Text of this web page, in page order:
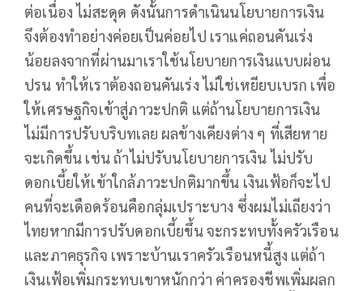
ต่อเนื่อง ไม่สะดุด ดังนั้นการดำเนินนโยบายการเงิน
จึงต้องทำอย่างค่อยเป็นค่อยไป เราแค่ถอนคันเร่ง
น้อยลงจากที่ผ่านมาเราใช้นโยบายการเงินแบบผ่อน
ปรน ทำให้เราต้องถอนคันเร่ง ไม่ใช่เหยียบเบรก เพื่อ
ให้เศรษฐกิจเข้าสู่ภาวะปกติ แต่ถ้านโยบายการเงิน
ไม่มีการปรับบริบทเลย ผลข้างเคียงต่าง ๆ ที่เสียหาย
จะเกิดขึ้น เช่น ถ้าไม่ปรับนโยบายการเงิน ไม่ปรับ
ดอกเบี้ยให้เข้าใกล้ภาวะปกติมากขึ้น เงินเฟ้อก็จะไป
คนที่จะเดือดร้อนคือกลุ่มเปราะบาง ซึ่งผมไม่เถียงว่า
ไทยหากมีการปรับดอกเบี้ยขึ้น จะกระทบทั้งครัวเรือน
และภาคธุรกิจ เพราะบ้านเราครัวเรือนหนี้สูง แต่ถ้า
เงินเฟ้อเพิ่มกระทบเขาหนักกว่า ค่าครองชีพเพิ่มผลก